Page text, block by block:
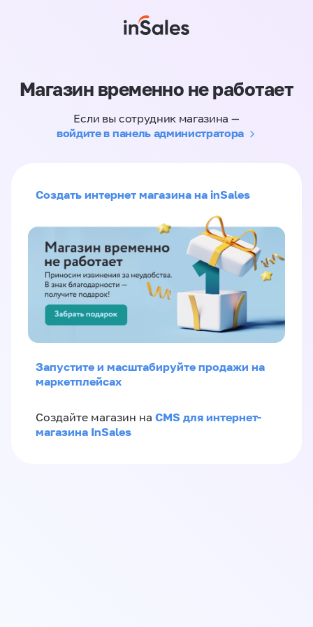
Магазин временно не работает
Если вы сотрудник магазина —
войдите в панель администратора
Создать интернет магазина на inSales
Запустите и масштабируйте продажи на
маркетплейсах
Создайте магазин на CMS для интернет-
магазина InSales